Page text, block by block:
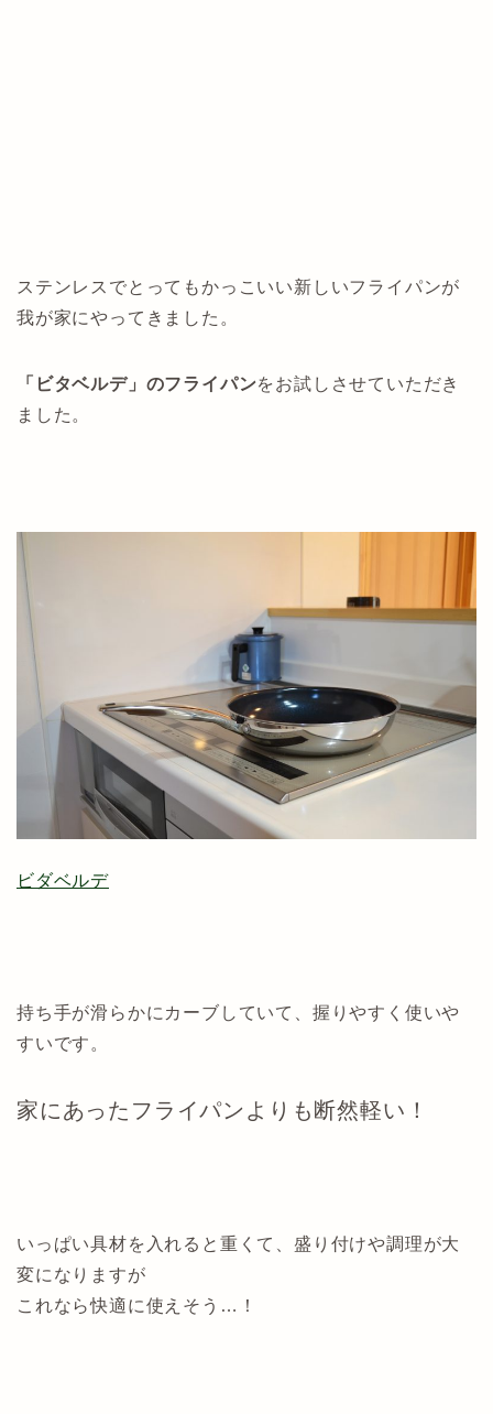
ステンレスでとってもかっこいい新しいフライパンが
我が家にやってきました。
「ビタベルデ」のフライパンをお試しさせていただき
ました。
ビダベルデ
持ち手が滑らかにカーブしていて、握りやすく使いや
すいです。
家にあったフライパンよりも断然軽い！
いっぱい具材を入れると重くて、盛り付けや調理が大
変になりますが
これなら快適に使えそう…！